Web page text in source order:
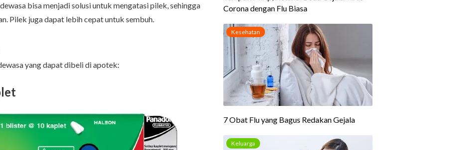
bisa menjadi solusi untuk mengatasi pilek, sehingga
Pilek juga dapat lebih cepat untuk sembuh.
yang dapat dibeli di apotek: